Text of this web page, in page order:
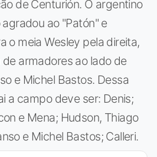
de Centurión. O argentino
ao "Patón" e
o meia Wesley pela direita,
armadores ao lado de
e Michel Bastos. Dessa
a campo deve ser: Denis;
e Mena; Hudson, Thiago
e Michel Bastos; Calleri.